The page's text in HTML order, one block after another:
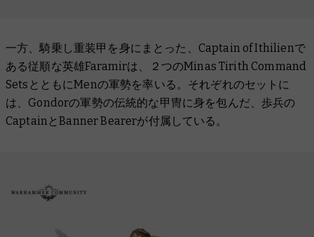
一方、騎乗し重装甲を身にまとった、Captain of Ithilienで
ある従順な英雄Faramirは、２つのMinas Tirith Command
SetsとともにMenの軍勢を率いる。それぞれのセットに
は、Gondorの軍勢の伝統的な甲冑に身を包んだ、歩兵の
CaptainとBanner Bearerが付属している。